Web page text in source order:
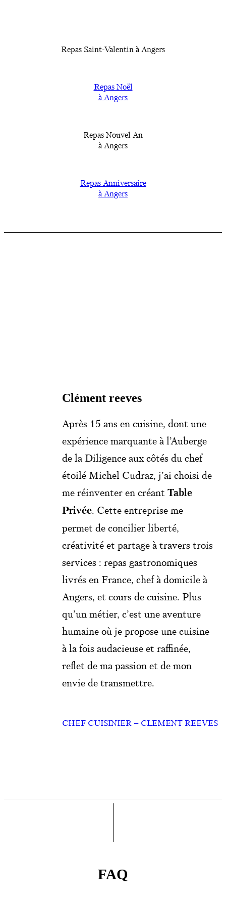
Repas Saint-Valentin à Angers
Repas Noël
à Angers
Repas Nouvel An
à Angers
Repas Anniversaire
à Angers
Clément reeves
Après 15 ans en cuisine, dont une
expérience marquante à l’Auberge
de la Diligence aux côtés du chef
étoilé Michel Cudraz, j’ai choisi de
me réinventer en créant Table
Privée. Cette entreprise me
permet de concilier liberté,
créativité et partage à travers trois
services : repas gastronomiques
livrés en France, chef à domicile à
Angers, et cours de cuisine. Plus
qu’un métier, c’est une aventure
humaine où je propose une cuisine
à la fois audacieuse et raffinée,
reflet de ma passion et de mon
envie de transmettre.
CHEF CUISINIER – CLEMENT REEVES
FAQ